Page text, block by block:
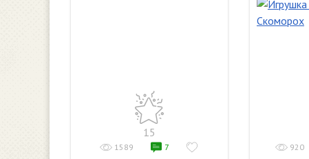
15
1589 7 920